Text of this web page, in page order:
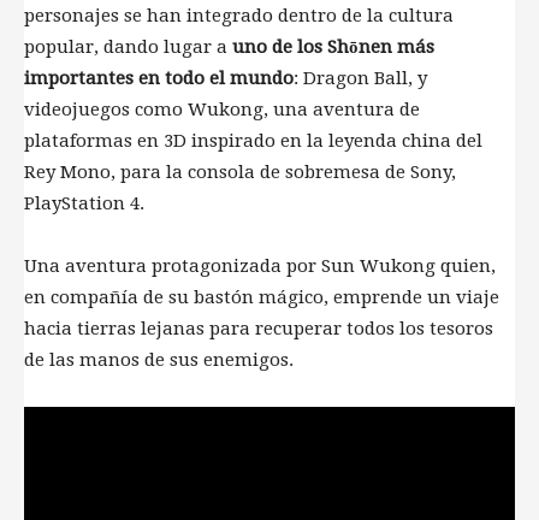
personajes se han integrado dentro de la cultura
popular, dando lugar a uno de los Shōnen más
importantes en todo el mundo: Dragon Ball, y
videojuegos como Wukong, una aventura de
plataformas en 3D inspirado en la leyenda china del
Rey Mono, para la consola de sobremesa de Sony,
PlayStation 4.
Una aventura protagonizada por Sun Wukong quien,
en compañía de su bastón mágico, emprende un viaje
hacia tierras lejanas para recuperar todos los tesoros
de las manos de sus enemigos.